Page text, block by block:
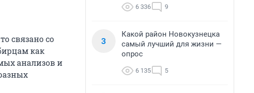
связано со
как
анализов и
6 336 9
3
Какой район Новокузнецка
самый лучший для жизни —
опрос
6 135 5